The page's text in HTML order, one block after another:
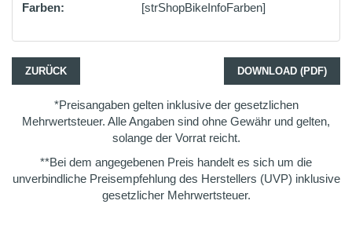
Farben: [strShopBikeInfoFarben]
ZURÜCK DOWNLOAD (PDF)
*Preisangaben gelten inklusive der gesetzlichen
Mehrwertsteuer. Alle Angaben sind ohne Gewähr und gelten,
solange der Vorrat reicht.
**Bei dem angegebenen Preis handelt es sich um die
unverbindliche Preisempfehlung des Herstellers (UVP) inklusive
gesetzlicher Mehrwertsteuer.